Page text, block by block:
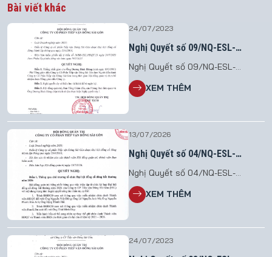
Bài viết khác
24/07/2023
Nghị Quyết số 09/NQ-ESL-
Nghị Quyết số 09/NQ-ESL-
HĐQT.23 Vv giao nhiệm vụ điều
hành Công ty Cổ phần Tiếp vận
XEM THÊM
13/07/2026
Nghị Quyết số 04/NQ-ESL-
Nghị Quyết số 04/NQ-ESL-
HĐQT.26 V/v Triệu tập họp Đại hội
đồng cổ đông bất thường năm
2026
XEM THÊM
24/07/2023